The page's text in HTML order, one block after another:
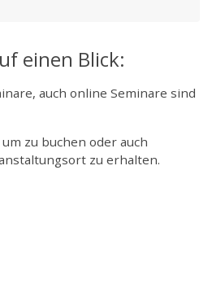
einen Blick:
auch online Seminare sind
zu buchen oder auch
zu erhalten.